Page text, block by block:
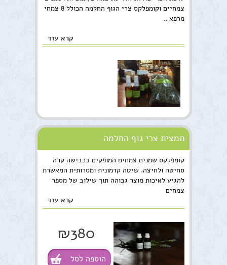
צמחיים וקומפלקס צרי הגוף החלמה הכולל 8 צמחי
מרפא ..
קרא עוד
תמצית צרי גוף החלמה
קומפלקס שמנים צמחים המופקים בכבישה קרה
סחיטה ולחיצה. שיטה קדמונית ומסרותית המאשרת
להגיע לאיכות מוצר גבוהה תוך שילוב של מספר
צמחים
קרא עוד
₪380
הוספה לסל